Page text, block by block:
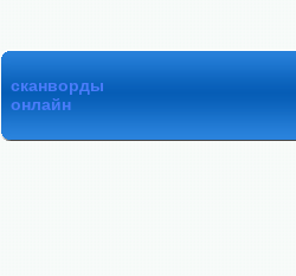
сканворды
онлайн